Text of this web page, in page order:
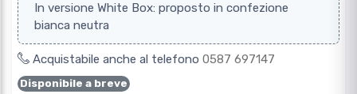
In versione White Box: proposto in confezione
bianca neutra
Acquistabile anche al telefono 0587 697147
Disponibile a breve